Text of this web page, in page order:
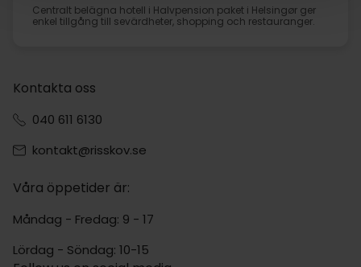
Centralt belägna hotell i Halvpension paket i Helsingør ger
enkel tillgång till sevärdheter, shopping och restauranger.
Kontakta oss
040 611 6130
kontakt@risskov.se
Våra öppetider är:
Måndag - Fredag: 9 - 17
Lördag - Söndag: 10-15